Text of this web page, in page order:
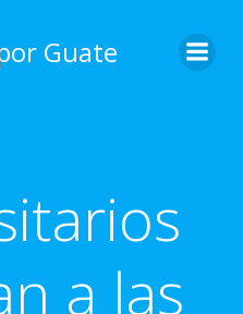
Guate
a las